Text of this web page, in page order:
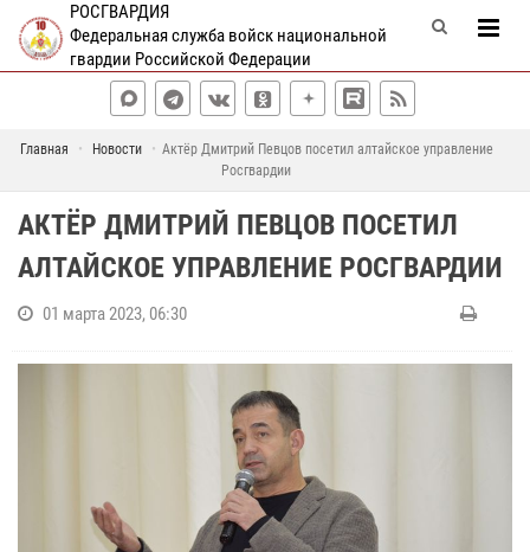
РОСГВАРДИЯ
Федеральная служба войск национальной
гвардии Российской Федерации
Главная Новости
Актёр Дмитрий Певцов посетил алтайское управление
Росгвардии
АКТЁР ДМИТРИЙ ПЕВЦОВ ПОСЕТИЛ
АЛТАЙСКОЕ УПРАВЛЕНИЕ РОСГВАРДИИ
01 марта 2023, 06:30